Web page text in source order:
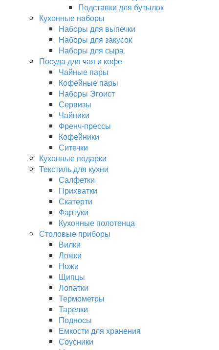
Подставки для бутылок
Кухонные наборы
Наборы для выпечки
Наборы для закусок
Наборы для сыра
Посуда для чая и кофе
Чайные пары
Кофейные пары
Наборы Эгоист
Сервизы
Чайники
Френч-прессы
Кофейники
Ситечки
Кухонные подарки
Текстиль для кухни
Салфетки
Прихватки
Скатерти
Фартуки
Кухонные полотенца
Столовые приборы
Вилки
Ложки
Ножи
Щипцы
Лопатки
Термометры
Тарелки
Подносы
Емкости для хранения
Соусники